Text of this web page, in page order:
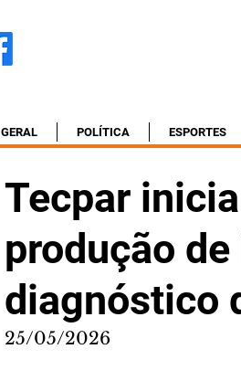
GERAL POLÍTICA ESPORTES
Tecpar
produção
diagnóstico
25/05/2026